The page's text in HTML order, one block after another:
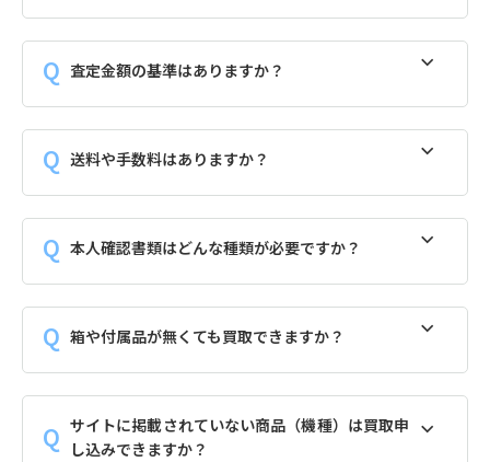
査定金額の基準はありますか？
送料や手数料はありますか？
本人確認書類はどんな種類が必要ですか？
箱や付属品が無くても買取できますか？
サイトに掲載されていない商品（機種）は買取申
し込みできますか？